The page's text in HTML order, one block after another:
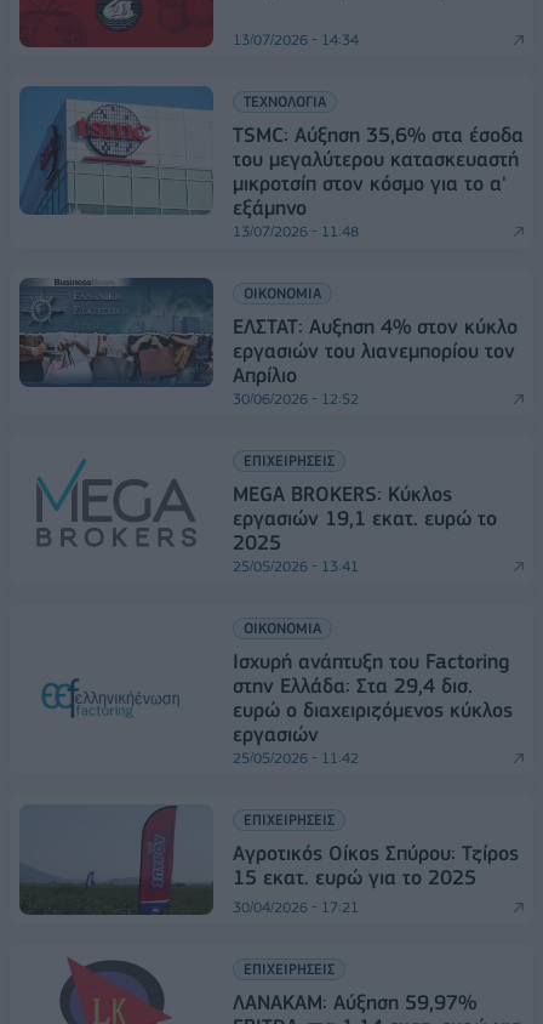
13/07/2026 - 14:34
ΤΕΧΝΟΛΟΓΙΑ
TSMC: Αύξηση 35,6% στα έσοδα
του μεγαλύτερου κατασκευαστή
μικροτσίπ στον κόσμο για το α'
εξάμηνο
13/07/2026 - 11:48
ΟΙΚΟΝΟΜΙΑ
ΕΛΣΤΑΤ: Αυξηση 4% στον κύκλο
εργασιών του λιανεμπορίου τον
Απρίλιο
30/06/2026 - 12:52
ΕΠΙΧΕΙΡΗΣΕΙΣ
MEGA BROKERS: Κύκλος
εργασιών 19,1 εκατ. ευρώ το
2025
25/05/2026 - 13:41
ΟΙΚΟΝΟΜΙΑ
Ισχυρή ανάπτυξη του Factoring
στην Ελλάδα: Στα 29,4 δισ.
ευρώ ο διαχειριζόμενος κύκλος
εργασιών
25/05/2026 - 11:42
ΕΠΙΧΕΙΡΗΣΕΙΣ
Αγροτικός Οίκος Σπύρου: Τζίρος
15 εκατ. ευρώ για το 2025
30/04/2026 - 17:21
ΕΠΙΧΕΙΡΗΣΕΙΣ
ΛΑΝΑΚΑΜ: Αύξηση 59,97%